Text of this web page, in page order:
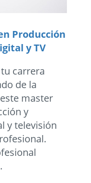
Producción
y TV
carrera
de la
master
y
y televisión